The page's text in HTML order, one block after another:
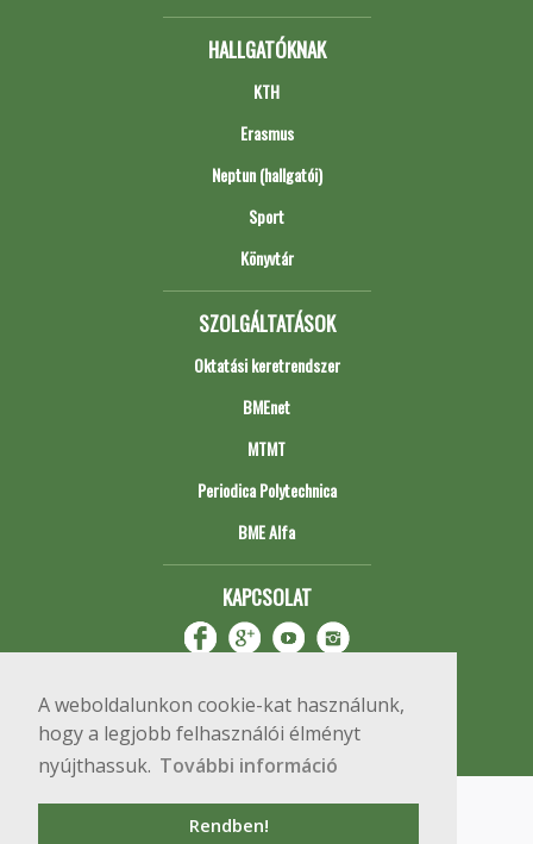
A weboldalunkon cookie-kat használunk,
hogy a legjobb felhasználói élményt
nyújthassuk. További információ
Rendben!
HALLGATÓKNAK
KTH
Erasmus
Neptun (hallgatói)
Sport
Könyvtár
SZOLGÁLTATÁSOK
Oktatási keretrendszer
BMEnet
MTMT
Periodica Polytechnica
BME Alfa
KAPCSOLAT
Copyright © 2020 BME Építőmérnöki Kar
1111 Budapest, Műegyetem rkp. 3.